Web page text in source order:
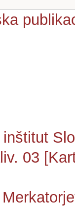
03